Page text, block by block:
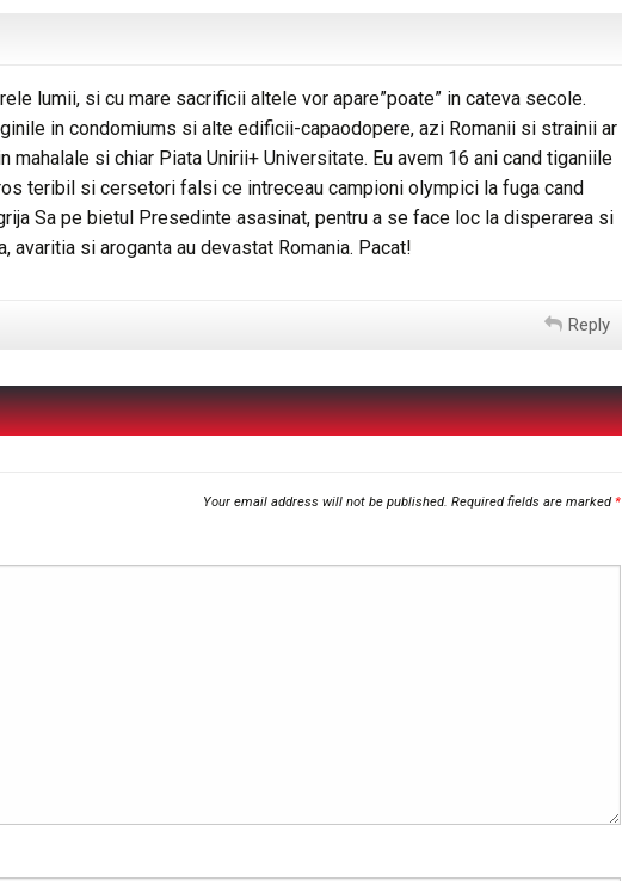
lumii, si cu mare sacrificii altele vor apare”poate” in cateva secole.
in condomiums si alte edificii-capaodopere, azi Romanii si strainii ar
si chiar Piata Unirii+ Universitate. Eu avem 16 ani cand tiganiile
teribil si cersetori falsi ce intreceau campioni olympici la fuga cand
Sa pe bietul Presedinte asasinat, pentru a se face loc la disperarea si
avaritia si aroganta au devastat Romania. Pacat!
Reply
Your email address will not be published. Required fields are marked*